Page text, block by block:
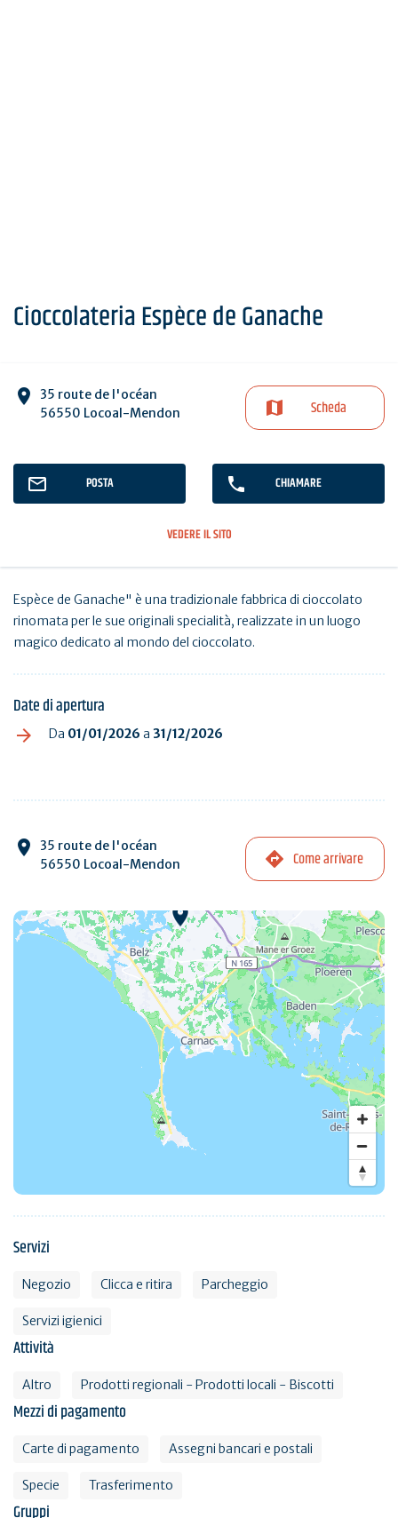
Cioccolateria Espèce de Ganache
35 route de l'océan
56550 Locoal-Mendon
Scheda
POSTA CHIAMARE
VEDERE IL SITO
Espèce de Ganache" è una tradizionale fabbrica di cioccolato
rinomata per le sue originali specialità, realizzate in un luogo
magico dedicato al mondo del cioccolato.
Date di apertura
Da 01/01/2026 a 31/12/2026
35 route de l'océan
56550 Locoal-Mendon
Come arrivare
Servizi
Negozio Clicca e ritira Parcheggio
Servizi igienici
Attività
Altro Prodotti regionali - Prodotti locali - Biscotti
Mezzi di pagamento
Carte di pagamento Assegni bancari e postali
Specie Trasferimento
Gruppi